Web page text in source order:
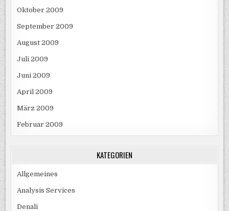
Oktober 2009
September 2009
August 2009
Juli 2009
Juni 2009
April 2009
März 2009
Februar 2009
KATEGORIEN
Allgemeines
Analysis Services
Denali